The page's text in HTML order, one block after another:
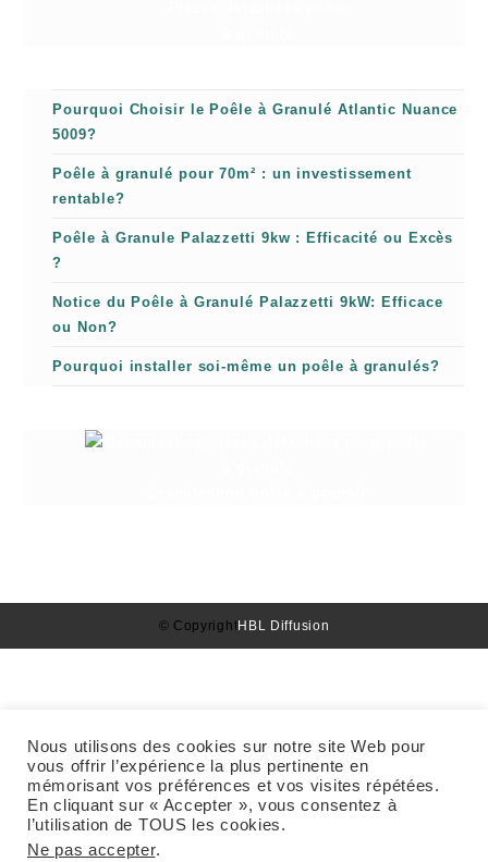
Pourquoi Choisir le Poêle à Granulé Atlantic Nuance
5009?
Poêle à granulé pour 70m² : un investissement
rentable?
Poêle à Granule Palazzetti 9kw : Efficacité ou Excès
?
Notice du Poêle à Granulé Palazzetti 9kW: Efficace
ou Non?
Pourquoi installer soi-même un poêle à granulés?
© CopyrightHBL Diffusion
Nous utilisons des cookies sur notre site Web pour
vous offrir l’expérience la plus pertinente en
mémorisant vos préférences et vos visites répétées.
En cliquant sur « Accepter », vous consentez à
l’utilisation de TOUS les cookies.
Ne pas accepter.